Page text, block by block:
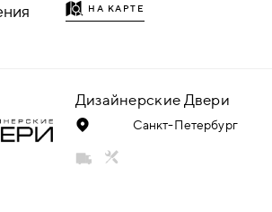
НАКЛАДКИ/
НА КАРТЕ
Дизайнерские Двери
Санкт-Петербург